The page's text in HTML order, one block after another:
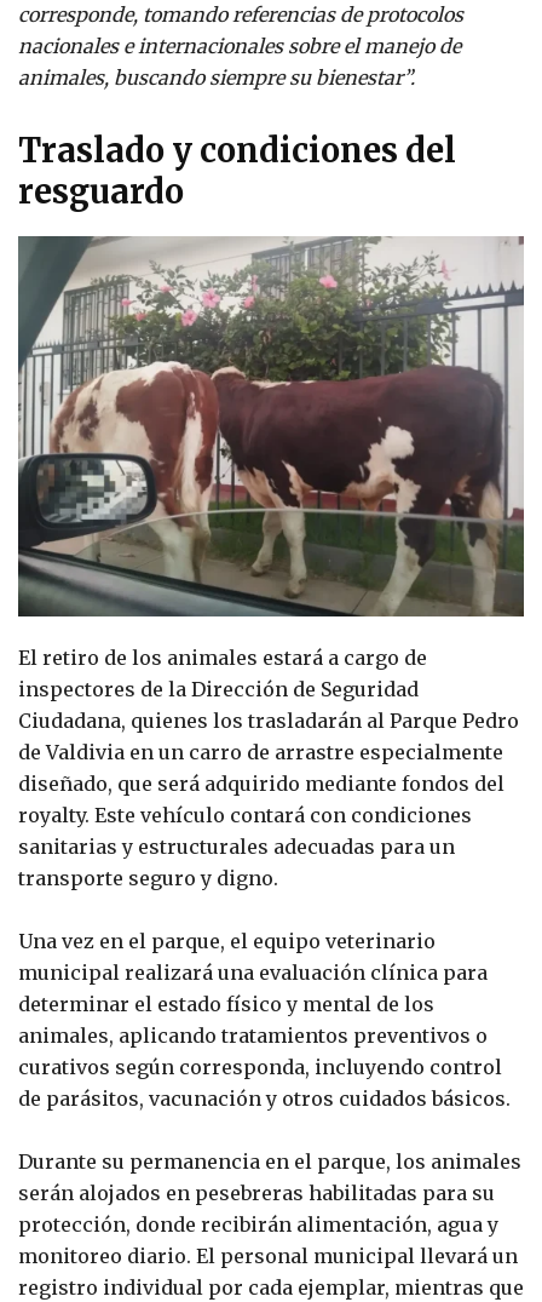
corresponde, tomando referencias de protocolos
nacionales e internacionales sobre el manejo de
animales, buscando siempre su bienestar”.
Traslado y condiciones del
resguardo
El retiro de los animales estará a cargo de
inspectores de la Dirección de Seguridad
Ciudadana, quienes los trasladarán al Parque Pedro
de Valdivia en un carro de arrastre especialmente
diseñado, que será adquirido mediante fondos del
royalty. Este vehículo contará con condiciones
sanitarias y estructurales adecuadas para un
transporte seguro y digno.
Una vez en el parque, el equipo veterinario
municipal realizará una evaluación clínica para
determinar el estado físico y mental de los
animales, aplicando tratamientos preventivos o
curativos según corresponda, incluyendo control
de parásitos, vacunación y otros cuidados básicos.
Durante su permanencia en el parque, los animales
serán alojados en pesebreras habilitadas para su
protección, donde recibirán alimentación, agua y
monitoreo diario. El personal municipal llevará un
registro individual por cada ejemplar, mientras que